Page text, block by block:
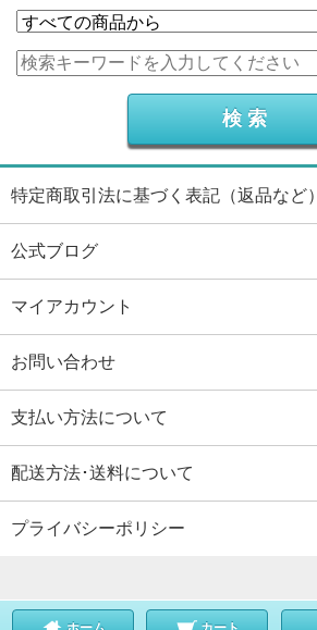
特定商取引法に基づく表記（返品など）
公式ブログ
マイアカウント
お問い合わせ
支払い方法について
配送方法･送料について
プライバシーポリシー